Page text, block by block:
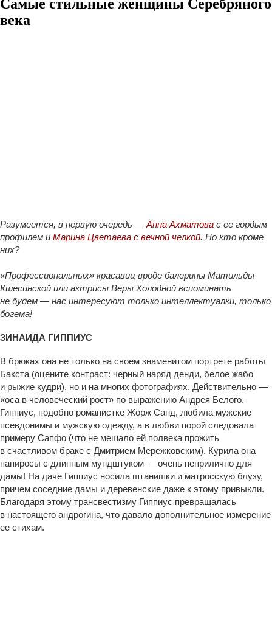
Самые стильные женщины Серебряного
века
Разумеется, в первую очередь — Анна Ахматова с ее гордым
профилем и Марина Цветаева с вечной челкой. Но кто кроме
них?
«Профессиональных» красавиц вроде балерины Матильды
Кшесинской или актрисы Веры Холодной вспоминать
не будем — нас интересуют только интеллектуалки, только
богема!
ЗИНАИДА ГИППИУС
В брюках она не только на своем знаменитом портрете работы
Бакста (оцените контраст: черный наряд денди, белое жабо
и рыжие кудри), но и на многих фотографиях. Действительно —
«оса в человеческий рост» по выражению Андрея Белого.
Гиппиус, подобно романистке Жорж Санд, любила мужские
псевдонимы и мужскую одежду, а в любви порой следовала
примеру Сапфо (что не мешало ей полвека прожить
в счастливом браке с Дмитрием Мережковским). Курила она
папиросы с длинным мундштуком — очень неприлично для
дамы! На даче Гиппиус носила штанишки и матросскую блузу,
причем соседние дамы и деревенские даже к этому привыкли.
Благодаря этому трансвестизму Гиппиус превращалась
в настоящего андрогина, что давало дополнительное измерение
ее стихам.